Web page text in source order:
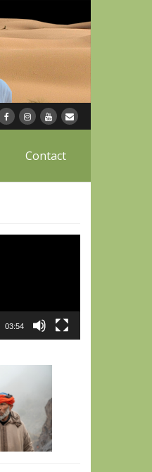
Contact
03:54